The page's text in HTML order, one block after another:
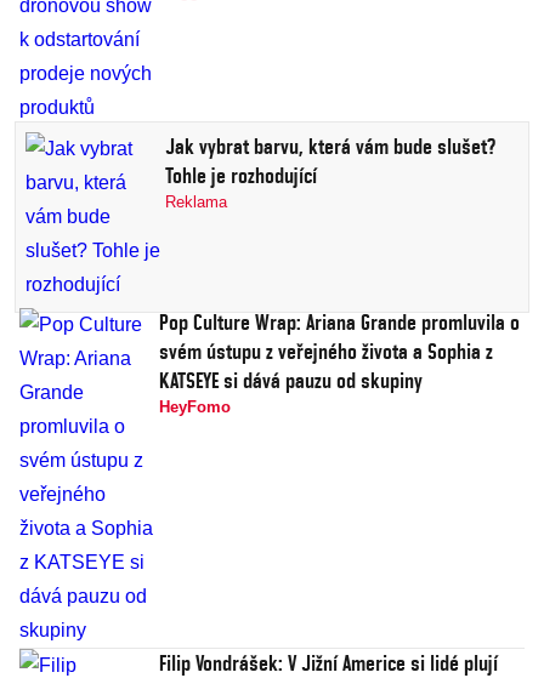
Jak vybrat barvu, která vám bude slušet?
Tohle je rozhodující
Reklama
Pop Culture Wrap: Ariana Grande promluvila o
svém ústupu z veřejného života a Sophia z
KATSEYE si dává pauzu od skupiny
HeyFomo
Filip Vondrášek: V Jižní Americe si lidé plují